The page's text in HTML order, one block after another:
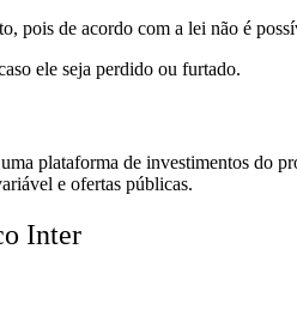
pois de acordo com a lei não é
ele seja perdido ou furtado.
plataforma de investimentos do
e ofertas públicas.
Inter